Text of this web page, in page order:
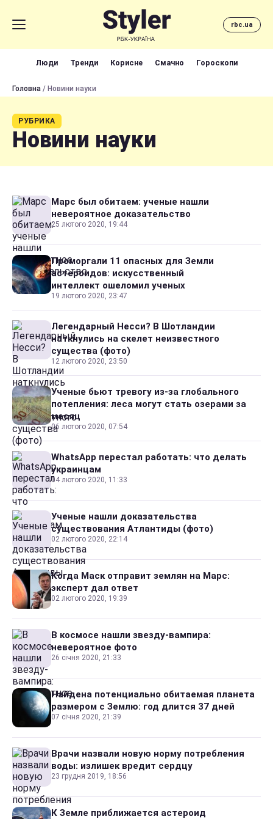
rbc.ua
Люди Тренди Корисне Смачно Гороскопи
Головна / Новини науки
РУБРИКА
Новини науки
Марс был обитаем: ученые нашли
невероятное доказательство
25 лютого 2020, 19:44
Проморгали 11 опасных для Земли
астероидов: искусственный
интеллект ошеломил ученых
19 лютого 2020, 23:47
Легендарный Несси? В Шотландии
наткнулись на скелет неизвестного
существа (фото)
12 лютого 2020, 23:50
Ученые бьют тревогу из-за глобального
потепления: леса могут стать озерами за
месяц
06 лютого 2020, 07:54
WhatsApp перестал работать: что делать
украинцам
04 лютого 2020, 11:33
Ученые нашли доказательства
существования Атлантиды (фото)
02 лютого 2020, 22:14
Когда Маск отправит землян на Марс:
эксперт дал ответ
02 лютого 2020, 19:39
В космосе нашли звезду-вампира:
невероятное фото
26 січня 2020, 21:33
Найдена потенциально обитаемая планета
размером с Землю: год длится 37 дней
07 січня 2020, 21:39
Врачи назвали новую норму потребления
воды: излишек вредит сердцу
23 грудня 2019, 18:56
К Земле приближается астероид